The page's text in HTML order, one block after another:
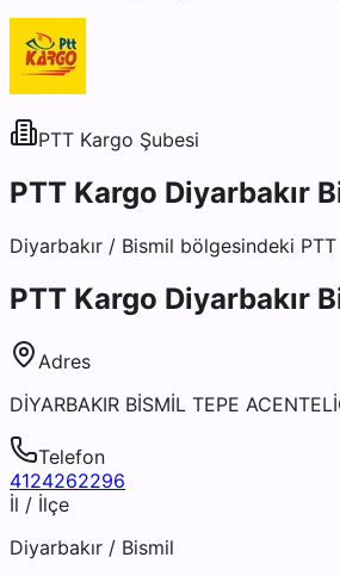
PTT Kargo Şubesi
PTT Kargo Diyarbakır
Diyarbakır / Bismil bölgesindeki
PTT Kargo Diyarbakır
Adres
DİYARBAKIR BİSMİL TEPE
Telefon
4124262296
İl / İlçe
Diyarbakır / Bismil